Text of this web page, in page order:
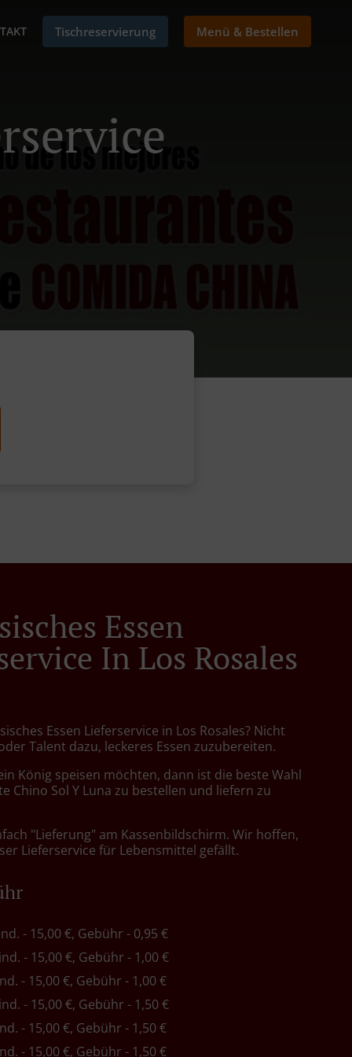
Tischreservierung Menü & Bestellen
Essen
In Los Rosales
Essen Lieferservice in Los Rosales? Nicht
Talent dazu, leckeres Essen zuzubereiten.
König speisen möchten, dann ist die beste Wahl
Chino Sol Y Luna zu bestellen und liefern zu
"Lieferung" am Kassenbildschirm. Wir hoffen,
Lieferservice für Lebensmittel gefällt.
- 15,00 €, Gebühr - 0,95 €
- 15,00 €, Gebühr - 1,00 €
- 15,00 €, Gebühr - 1,00 €
- 15,00 €, Gebühr - 1,50 €
- 15,00 €, Gebühr - 1,50 €
- 15,00 €, Gebühr - 1,50 €